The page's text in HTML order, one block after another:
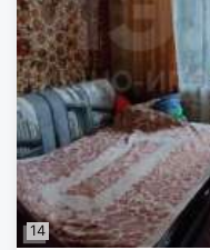
14